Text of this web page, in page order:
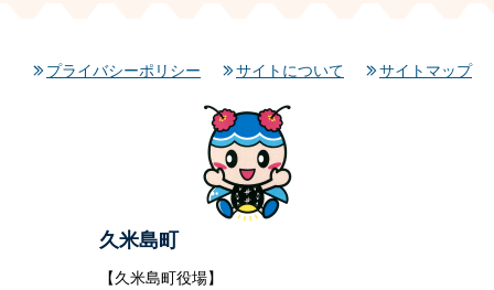
プライバシーポリシー サイトについて サイトマップ
久米島町
【久米島町役場】